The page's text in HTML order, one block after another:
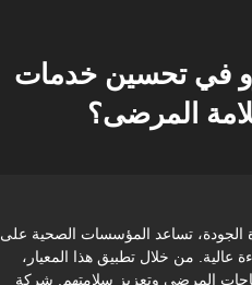
في تحسين خدمات
المرضى؟
عالميًا لإدارة الجودة، تساعد المؤسسات الصحية على
من خلال تطبيق هذا المعيار،
المرضى وتعزيز سلامتهم. شركة